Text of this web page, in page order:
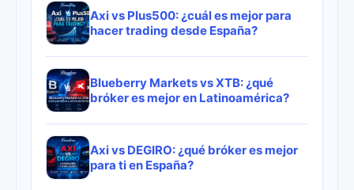
Axi vs Plus500: ¿cuál es mejor para
hacer trading desde España?
Blueberry Markets vs XTB: ¿qué
bróker es mejor en Latinoamérica?
Axi vs DEGIRO: ¿qué bróker es mejor
para ti en España?